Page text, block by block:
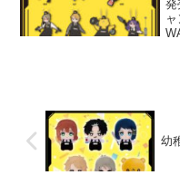
発
幼